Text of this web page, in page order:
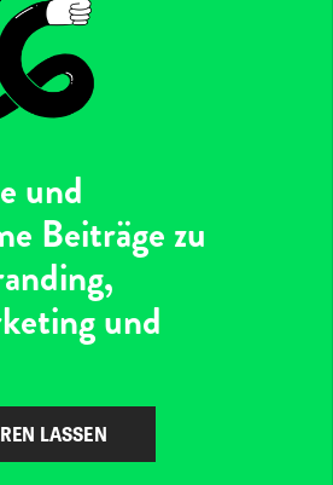
und
Beiträge zu
und
LASSEN